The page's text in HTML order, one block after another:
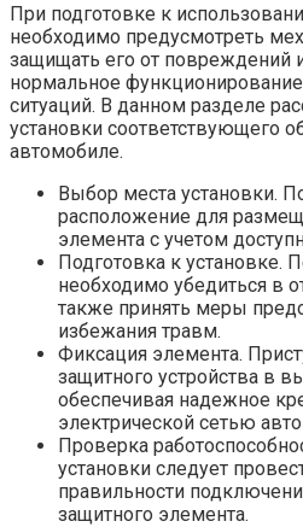
При подготовке к
необходимо предусмотреть
защищать его от повреждений
нормальное
ситуаций. В данном разделе
установки соответствующего
автомобиле.
Выбор места установки.
расположение для
элемента с учетом
Подготовка к установке.
необходимо убедиться в
также принять меры
избежания травм.
Фиксация элемента.
защитного устройства в
обеспечивая надежное
электрической сетью
Проверка
установки следует
правильности
защитного элемента.